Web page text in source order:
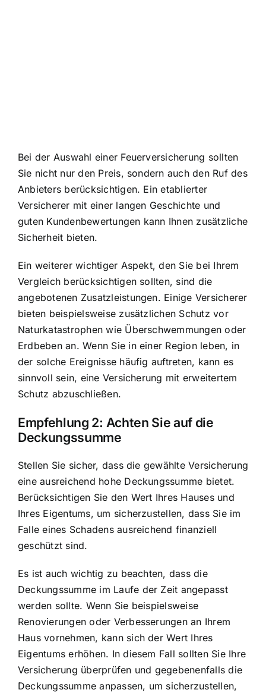
Bei der Auswahl einer Feuerversicherung sollten
Sie nicht nur den Preis, sondern auch den Ruf des
Anbieters berücksichtigen. Ein etablierter
Versicherer mit einer langen Geschichte und
guten Kundenbewertungen kann Ihnen zusätzliche
Sicherheit bieten.
Ein weiterer wichtiger Aspekt, den Sie bei Ihrem
Vergleich berücksichtigen sollten, sind die
angebotenen Zusatzleistungen. Einige Versicherer
bieten beispielsweise zusätzlichen Schutz vor
Naturkatastrophen wie Überschwemmungen oder
Erdbeben an. Wenn Sie in einer Region leben, in
der solche Ereignisse häufig auftreten, kann es
sinnvoll sein, eine Versicherung mit erweitertem
Schutz abzuschließen.
Empfehlung 2: Achten Sie auf die
Deckungssumme
Stellen Sie sicher, dass die gewählte Versicherung
eine ausreichend hohe Deckungssumme bietet.
Berücksichtigen Sie den Wert Ihres Hauses und
Ihres Eigentums, um sicherzustellen, dass Sie im
Falle eines Schadens ausreichend finanziell
geschützt sind.
Es ist auch wichtig zu beachten, dass die
Deckungssumme im Laufe der Zeit angepasst
werden sollte. Wenn Sie beispielsweise
Renovierungen oder Verbesserungen an Ihrem
Haus vornehmen, kann sich der Wert Ihres
Eigentums erhöhen. In diesem Fall sollten Sie Ihre
Versicherung überprüfen und gegebenenfalls die
Deckungssumme anpassen, um sicherzustellen,